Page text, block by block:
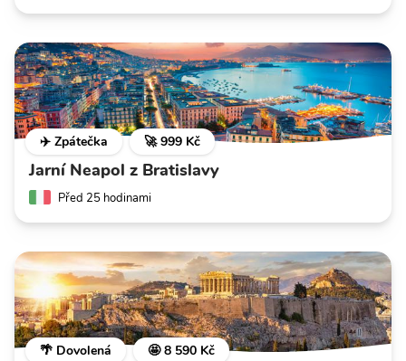
✈️ Zpátečka 🚀 999 Kč
Jarní Neapol z Bratislavy
Před 25 hodinami
🌴 Dovolená 🤩 8 590 Kč